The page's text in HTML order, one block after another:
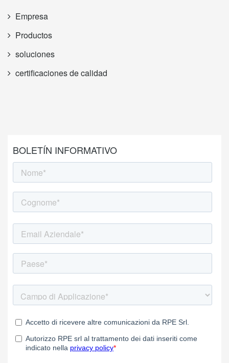
Empresa
Productos
soluciones
certificaciones de calidad
BOLETÍN INFORMATIVO